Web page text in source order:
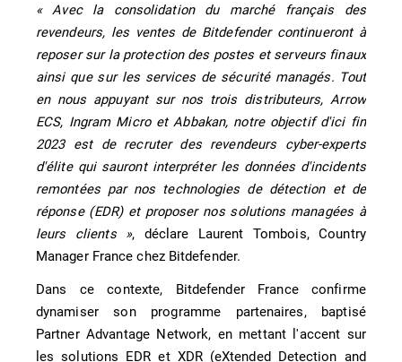
« Avec la consolidation du marché français des
revendeurs, les ventes de Bitdefender continueront à
reposer sur la protection des postes et serveurs finaux
ainsi que sur les services de sécurité managés. Tout
en nous appuyant sur nos trois distributeurs, Arrow
ECS, Ingram Micro et Abbakan, notre objectif d'ici fin
2023 est de recruter des revendeurs cyber-experts
d'élite qui sauront interpréter les données d'incidents
remontées par nos technologies de détection et de
réponse (EDR) et proposer nos solutions managées à
leurs clients », déclare Laurent Tombois, Country
Manager France chez Bitdefender.
Dans ce contexte, Bitdefender France confirme
dynamiser son programme partenaires, baptisé
Partner Advantage Network, en mettant l'accent sur
les solutions EDR et XDR (eXtended Detection and